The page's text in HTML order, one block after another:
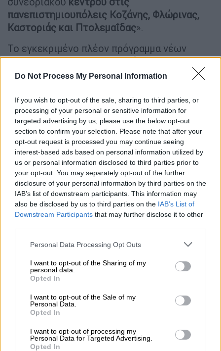
Do Not Process My Personal Information
If you wish to opt-out of the sale, sharing to third parties, or
processing of your personal or sensitive information for
targeted advertising by us, please use the below opt-out
section to confirm your selection. Please note that after your
opt-out request is processed you may continue seeing
interest-based ads based on personal information utilized by
us or personal information disclosed to third parties prior to
your opt-out. You may separately opt-out of the further
disclosure of your personal information by third parties on the
IAB’s list of downstream participants. This information may
also be disclosed by us to third parties on the IAB’s List of
Downstream Participants that may further disclose it to other
Please note that this website/app uses one or more Google
not limited to your visit or usage behaviour. You may click to
grant or deny consent to Google and its third-party tags to
use your data for below specified purposes in below Google
consent section.
Personal Data Processing Opt Outs
I want to opt-out of the Sharing of my
personal data.
Opted In
I want to opt-out of the Sale of my
Personal Data.
Opted In
I want to opt-out of processing my
Personal Data for Targeted Advertising.
Opted In
πανεπιστημιουπόλεις Κοζάνης, Φλώρινας,
Καστοριάς και Πτολεμαΐδας».
To εγκεκριμένο πλέον πρόγραμμα νέων
κτιριακών έργων,συνολικού
προϋπολογισμού 67,5 εκατ. ευρώ,αποτέλεσε
στρατηγικής ανάπτυξης του Ιδρύματος, ως
σύγχρονου ευρωπαϊκού Πανεπιστημίου και
θα ενισχύσει σημαντικά την οργάνωση και
λειτουργία του στη δυναμική αναπτυξιακή
πορεία που έχει εισέλθει. Περιλαμβάνει
συγκεκριμένα την ανέγερση φοιτητικών
εστιών συνολικής δυναμικότητας 750
κλινών ενώ στο έργο εντάσσεται η
χρηματοδότηση, κατασκευή, λειτουργία,
τεχνική διαχείριση καθώς και οι υπηρεσίες
φύλαξης και καθαριότητας των νέων δομών.
Για τη δρομολόγηση του έργου, απαιτήθηκαν
συντονισμένες και εντατικές ενέργειες της
Διοίκησης, ιδιαίτερα κατά το τελευταίο
προετοιμασίας ήταν η διαρκής και στενή
συνεργασία του Πανεπιστημίου με τη
Διεύθυνση ΣΔΙΤ του Υπουργείου Ανάπτυξης
και με το σύνολο των αρμοδίων υπηρεσιών.